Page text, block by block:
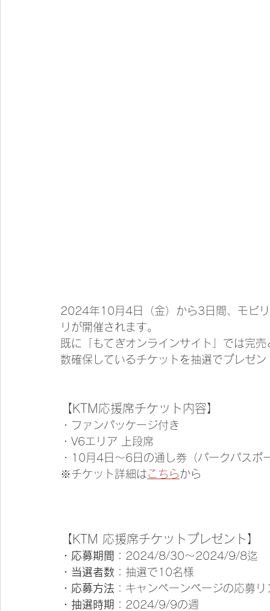
2024年10月4日（金）から3日間、モビ
リが開催されます。
既に「もてぎオンラインサイト」では完
数確保しているチケットを抽選でプレゼン
【KTM応援席チケット内容】
・ファンパッケージ付き
・V6エリア 上段席
・10月4日〜6日の通し券（パークパスポ
※チケット詳細はこちら から
【KTM 応援席チケットプレゼント】
・応募期間 ：2024/8/30〜2024/9/8迄
・当選者数 ：抽選で10名様
・応募方法 ：キャンペーンページの応募
・抽選時期 ：2024/9/9の週